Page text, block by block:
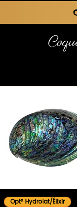
Aperçu rapide
Opt° Hydrolat/Élixir